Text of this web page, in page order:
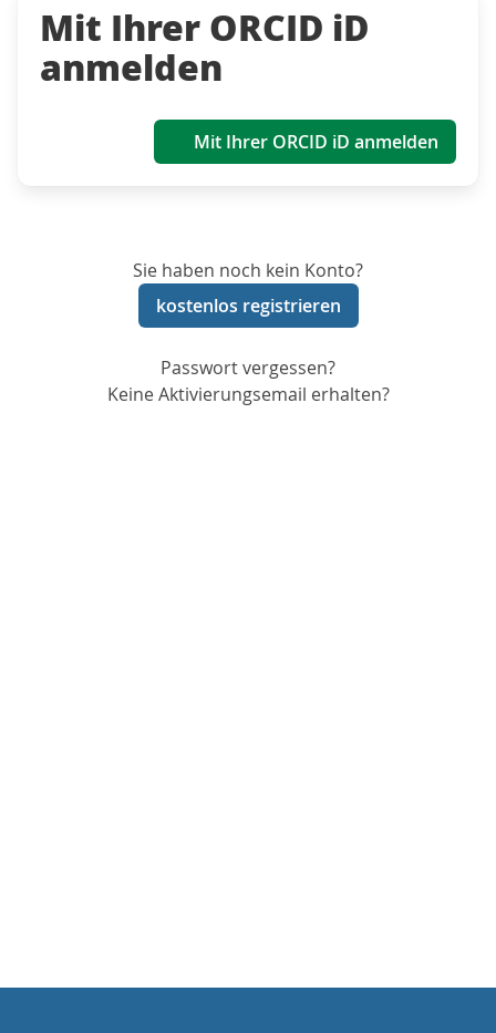
Mit Ihrer ORCID iD
anmelden
Mit Ihrer ORCID iD anmelden
Sie haben noch kein Konto?
kostenlos registrieren
Passwort vergessen?
Keine Aktivierungsemail erhalten?